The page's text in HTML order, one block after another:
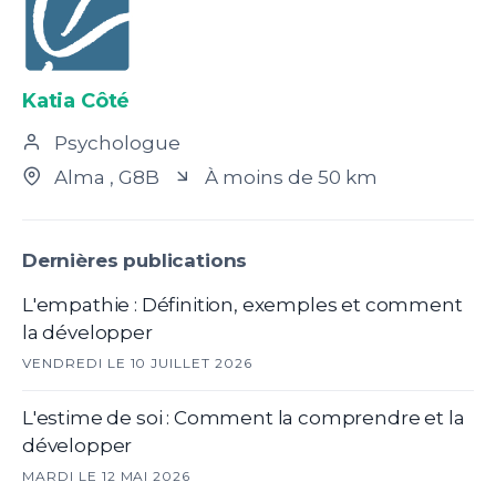
Katia Côté
Psychologue
Alma , G8B À moins de 50 km
Dernières publications
L'empathie : Définition, exemples et comment
la développer
VENDREDI LE 10 JUILLET 2026
L'estime de soi : Comment la comprendre et la
développer
MARDI LE 12 MAI 2026